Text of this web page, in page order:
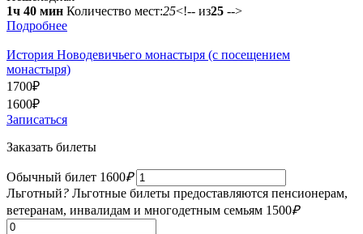
1ч 40 мин Количество мест:25<!-- из25 -->
Подробнее
История Новодевичьего монастыря (с посещением
монастыря)
1700₽
1600₽
Записаться
Заказать билеты
Обычный билет 1600₽
Льготный? Льготные билеты предоставляются пенсионерам,
ветеранам, инвалидам и многодетным семьям 1500₽